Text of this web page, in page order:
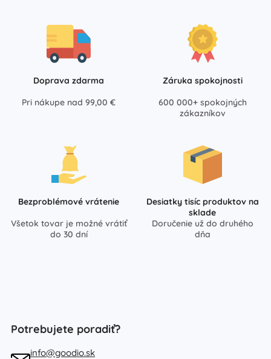
Doprava zdarma
Pri nákupe nad 99,00 €
Záruka spokojnosti
600 000+ spokojných
zákazníkov
Bezproblémové vrátenie
Všetok tovar je možné vrátiť
do 30 dní
Desiatky tisíc produktov na
sklade
Doručenie už do druhého
dňa
Potrebujete poradiť?
info@goodio.sk